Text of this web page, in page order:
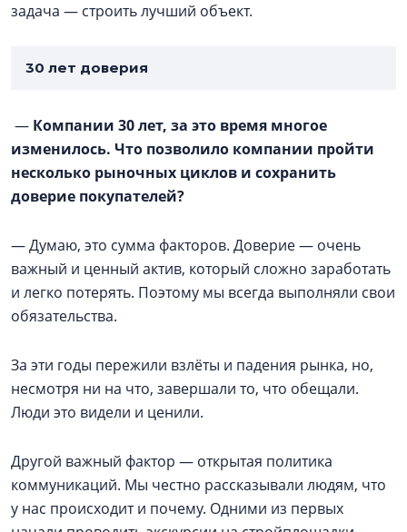
задача — строить лучший объект.
30 лет доверия
— Компании 30 лет, за это время многое
изменилось. Что позволило компании пройти
несколько рыночных циклов и сохранить
доверие покупателей?
— Думаю, это сумма факторов. Доверие — очень
важный и ценный актив, который сложно заработать
и легко потерять. Поэтому мы всегда выполняли свои
обязательства.
За эти годы пережили взлёты и падения рынка, но,
несмотря ни на что, завершали то, что обещали.
Люди это видели и ценили.
Другой важный фактор — открытая политика
коммуникаций. Мы честно рассказывали людям, что
у нас происходит и почему. Одними из первых